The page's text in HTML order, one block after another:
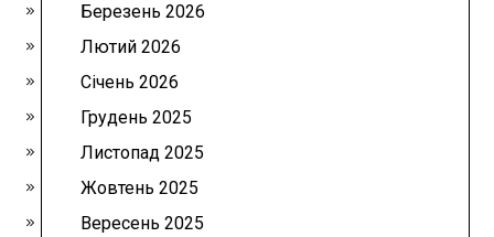
Березень 2026
Лютий 2026
Січень 2026
Грудень 2025
Листопад 2025
Жовтень 2025
Вересень 2025